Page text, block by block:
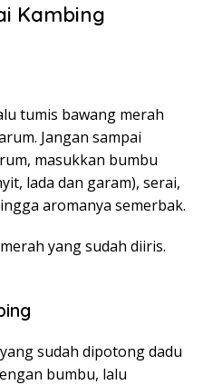
Kambing
tumis bawang merah
Jangan sampai
masukkan bumbu
lada dan garam), serai,
aromanya semerbak.
yang sudah diiris.
sudah dipotong dadu
bumbu, lalu